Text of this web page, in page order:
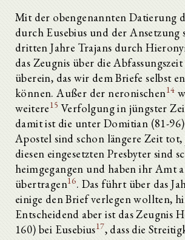
Mit der obengenannten Datierung
durch Eusebius und der Ansetzung
dritten Jahre Trajans durch
das Zeugnis über die Abfassungszeit
überein, das wir dem Briefe selbst
können. Außer der neronischen14
weitere15 Verfolgung in jüngster
damit ist die unter Domitian (81-
Apostel sind schon längere Zeit tot,
diesen eingesetzten Presbyter sind
heimgegangen und haben ihr Amt
übertragen16. Das führt über das
einige den Brief verlegen wollten,
Entscheidend aber ist das Zeugnis
160) bei Eusebius17, dass die